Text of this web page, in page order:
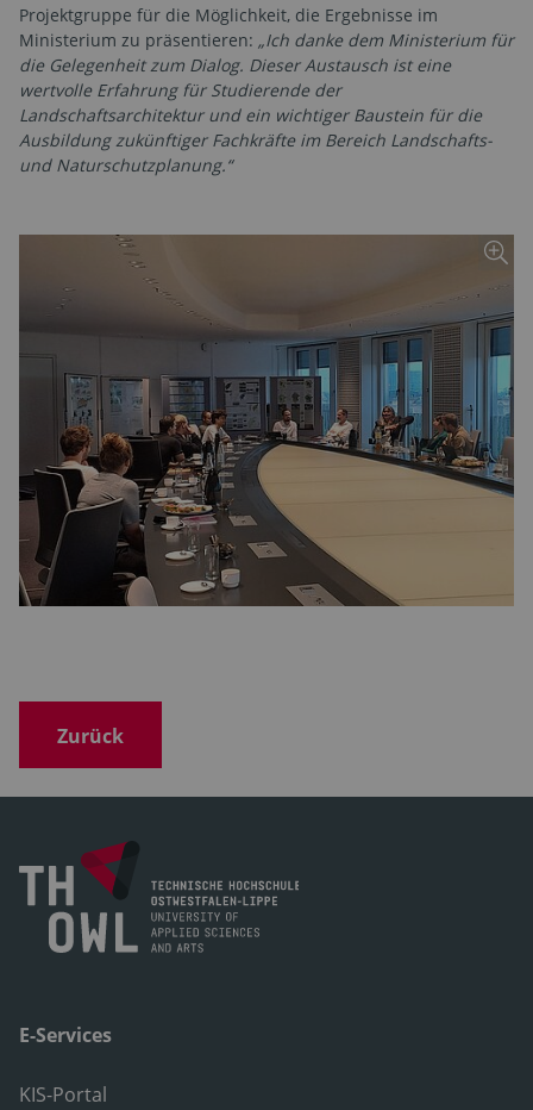
Projektgruppe für die Möglichkeit, die Ergebnisse im
Ministerium zu präsentieren: „Ich danke dem Ministerium für
die Gelegenheit zum Dialog. Dieser Austausch ist eine
wertvolle Erfahrung für Studierende der
Landschaftsarchitektur und ein wichtiger Baustein für die
Ausbildung zukünftiger Fachkräfte im Bereich Landschafts-
und Naturschutzplanung.“
Zurück
E-Services
KIS-Portal